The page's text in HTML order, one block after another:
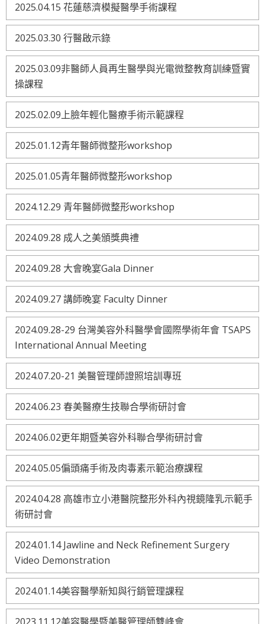
2025.04.15 花蓮慈濟模擬醫學手術課程
2025.03.30 行醫啟示錄
2025.03.09非醫師人員再生醫學與光電微整教育訓練暨實
操課程
2025.02.09上臉年輕化醫療手術示範課程
2025.01.12青年醫師微整形workshop
2025.01.05青年醫師微整形workshop
2024.12.29 青年醫師微整形workshop
2024.09.28 成人之美頒獎典禮
2024.09.28 大會晚宴Gala Dinner
2024.09.27 講師晚宴 Faculty Dinner
2024.09.28-29 台灣美容外科醫學會國際學術年會 TSAPS
International Annual Meeting
2024.07.20-21 美醫管理師證照培訓專班
2024.06.23 春美醫療生技聯合學術研討會
2024.06.02更年期暨美容外科聯合學術研討會
2024.05.05偏頭痛手術及肉毒素示範治療課程
2024.04.28 高雄市立小港醫院整形外科內視鏡隆乳示範手
術研討會
2024.01.14 Jawline and Neck Refinement Surgery
Video Demonstration
2024.01.14美容醫學新知與行銷管理課程